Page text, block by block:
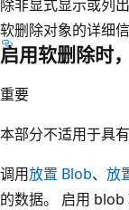
除非显式显示或列
软删除对象的详细
启用软删除时
重要
本部分不适用于具
调用放置 Blob、 放
的数据。 启用